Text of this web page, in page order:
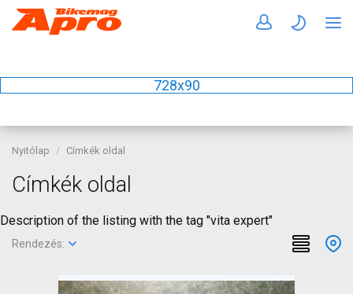
728x90
Nyitólap Címkék oldal
Címkék oldal
Description of the listing with the tag "vita expert"
Rendezés: